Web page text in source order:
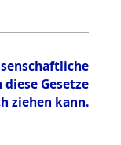
Gesetze
ziehen kann.